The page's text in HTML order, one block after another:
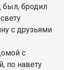
был, бродил
с друзьями
с
по навету